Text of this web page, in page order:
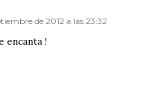
de 2012 a las 23:32
encanta !